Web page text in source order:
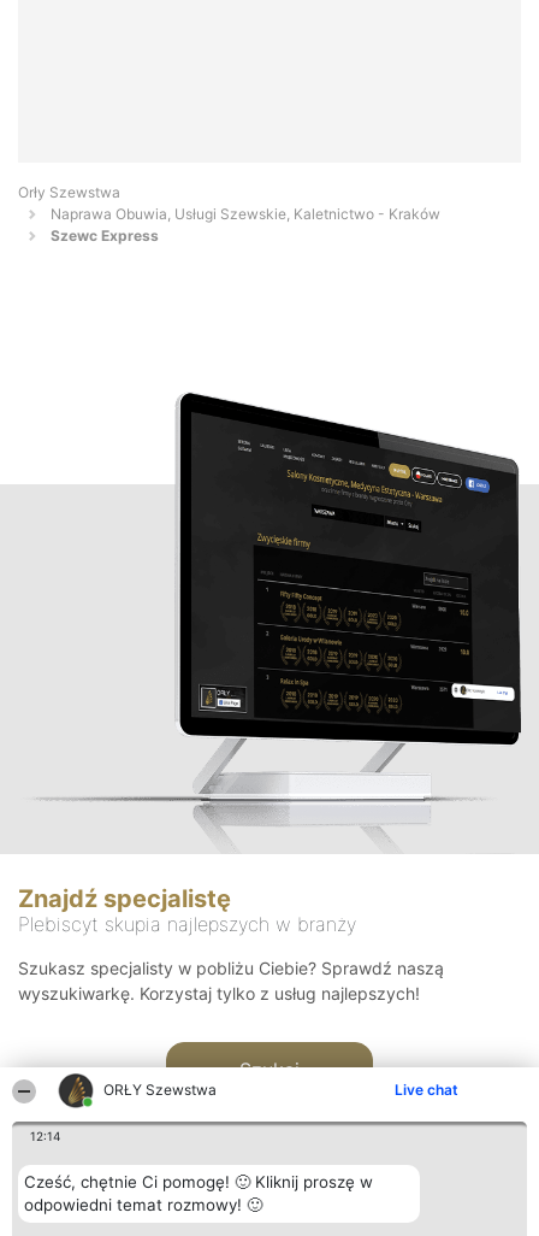
ORŁY Szewstwa Live chat
12:14
Cześć, chętnie Ci pomogę! 🙂 Kliknij proszę w
odpowiedni temat rozmowy! 🙂
Orły Szewstwa
Naprawa Obuwia, Usługi Szewskie, Kaletnictwo - Kraków
Szewc Express
Znajdź specjalistę
Plebiscyt skupia najlepszych w branży
Szukasz specjalisty w pobliżu Ciebie? Sprawdź naszą
wyszukiwarkę. Korzystaj tylko z usług najlepszych!
Szukaj